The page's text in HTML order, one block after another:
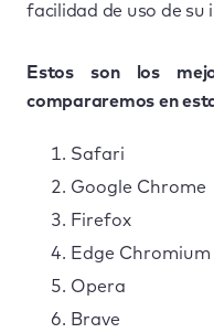
facilidad de uso de su
Estos son los
compararemos en
Safari
Google Chrome
Firefox
Edge Chromium
Opera
Brave